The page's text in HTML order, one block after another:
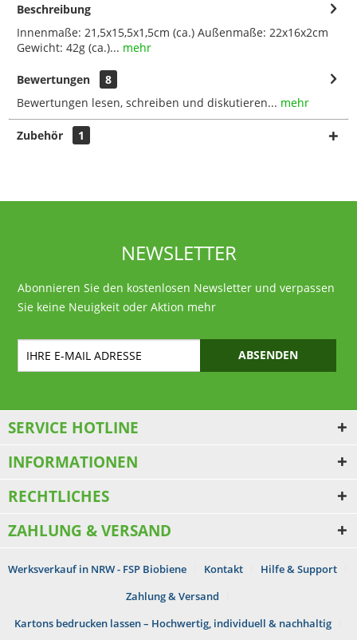
Beschreibung
Innenmaße: 21,5x15,5x1,5cm (ca.) Außenmaße: 22x16x2cm
Gewicht: 42g (ca.)... mehr
Bewertungen
8
Bewertungen lesen, schreiben und diskutieren... mehr
Zubehör 1
NEWSLETTER
Abonnieren Sie den kostenlosen Newsletter und verpassen
Sie keine Neuigkeit oder Aktion mehr
ABSENDEN
SERVICE HOTLINE
INFORMATIONEN
RECHTLICHES
ZAHLUNG & VERSAND
Werksverkauf in NRW - FSP Biobiene Kontakt
Hilfe & Support
Zahlung & Versand
Kartons bedrucken lassen – Hochwertig, individuell & nachhaltig